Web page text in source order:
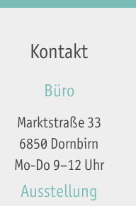
Kontakt
Büro
Marktstraße 33
6850 Dornbirn
Mo-Do 9–12 Uhr
Ausstellung